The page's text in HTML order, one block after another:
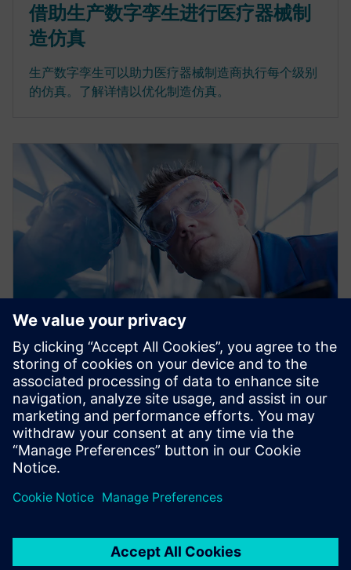
借助生产数字孪生进行医疗器械制
造仿真
生产数字孪生可以助力医疗器械制造商执行每个级别
的仿真。了解详情以优化制造仿真。
信息图
加强汽车行业中的质量管理
借助西门子的智能制造解决方案应用创新技术，连通
孤立的质量流程并应对行业挑战。了解更多信息